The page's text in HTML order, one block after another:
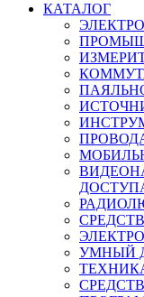
КАТАЛОГ
УМНЫЙ